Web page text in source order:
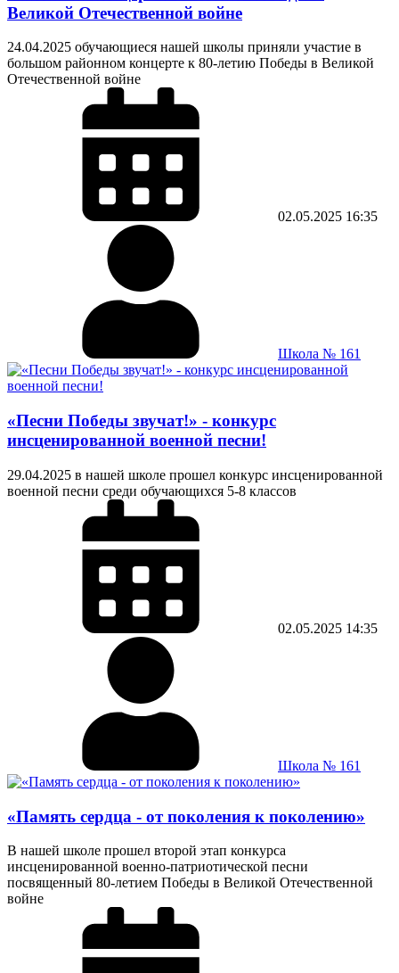
Великой Отечественной войне
24.04.2025 обучающиеся нашей школы приняли участие в
большом районном концерте к 80-летию Победы в Великой
Отечественной войне
02.05.2025 16:35
Школа № 161
«Песни Победы звучат!» - конкурс
инсценированной военной песни!
29.04.2025 в нашей школе прошел конкурс инсценированной
военной песни среди обучающихся 5-8 классов
02.05.2025 14:35
Школа № 161
«Память сердца - от поколения к поколению»
В нашей школе прошел второй этап конкурса
инсценированной военно-патриотической песни
посвященный 80-летием Победы в Великой Отечественной
войне